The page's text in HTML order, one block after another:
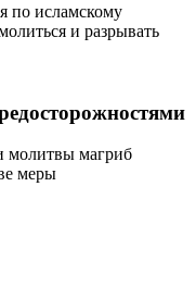
по исламскому
и разрывать
молитвы магриб
меры